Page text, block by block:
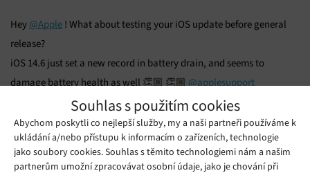
Souhlas s použitím cookies
Abychom poskytli co nejlepší služby, my a naši partneři používáme k
ukládání a/nebo přístupu k informacím o zařízeních, technologie
jako soubory cookies. Souhlas s těmito technologiemi nám a našim
partnerům umožní zpracovávat osobní údaje, jako je chování při
Hey @Apple ! What about testing your iOS update before general
release?
iOS 14.6 just set a new record in battery drain, and seems to
damage battery health as well 👏🏼 👏🏼 @applesupport
@MacRumours @PCmag@CNBCtech@CNNtech
@SamsungMobilepic.twitter.com/cKGX1U0tOz
— Stephane Pedrazzi (@StephPedrazzi)May 25, 2021